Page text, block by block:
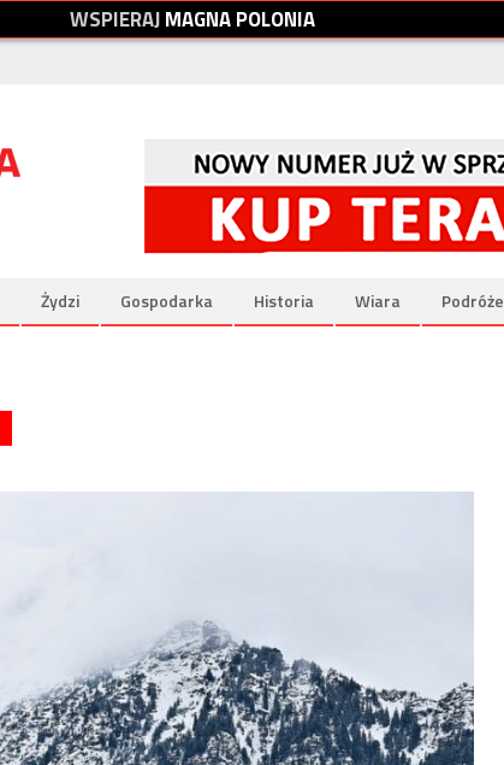
WSPIERAJMAGNAPOLONIA
Żydzi Gospodarka Historia Wiara Podróże